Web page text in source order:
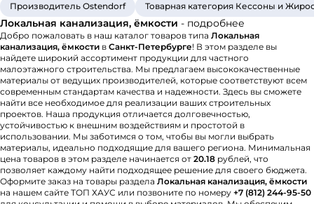
Производитель Ostendorf Товарная категория Кессоны и
Локальная канализация, ёмкости - подробнее
Добро пожаловать в наш каталог товаров типа Локальная
канализация, ёмкости в Санкт-Петербурге! В этом разделе вы
найдете широкий ассортимент продукции для частного
малоэтажного строительства. Мы предлагаем высококачественные
материалы от ведущих производителей, которые соответствуют всем
современным стандартам качества и надежности. Здесь вы сможете
найти все необходимое для реализации ваших строительных
проектов. Наша продукция отличается долговечностью,
устойчивостью к внешним воздействиям и простотой в
использовании. Мы заботимся о том, чтобы вы могли выбрать
материалы, идеально подходящие для вашего региона. Минимальная
цена товаров в этом разделе начинается от 20.18 рублей, что
позволяет каждому найти подходящее решение для своего бюджета.
Оформите заказ на товары раздела Локальная канализация, ёмкости
на нашем сайте ТОП ХАУС или позвоните по номеру +7 (812) 244-95-50